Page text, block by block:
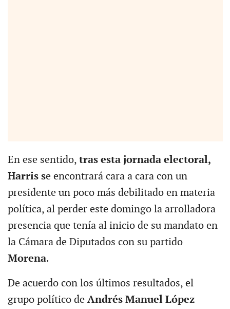
En ese sentido, tras esta jornada electoral,
Harris se encontrará cara a cara con un
presidente un poco más debilitado en materia
política, al perder este domingo la arrolladora
presencia que tenía al inicio de su mandato en
la Cámara de Diputados con su partido
Morena.
De acuerdo con los últimos resultados, el
grupo político de Andrés Manuel López